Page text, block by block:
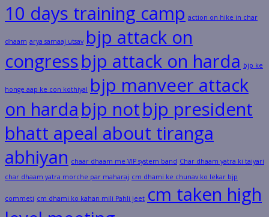
10 days training camp action on hike in char
dhaam arya samaaj utsav bjp attack on
congressbjp attack on harda bjp ke
honge aap ke con kothiyal bjp manveer attack
on harda bjp notbjp president
bhatt apeal about tiranga
abhiyan chaar dhaam me VIP system band Char dhaam yatra ki taiyari
char dhaam yatra morche par maharaj cm dhami ke chunav ko lekar bjp
commeti cm dhami ko kahan mili Pahli jeet cm taken high